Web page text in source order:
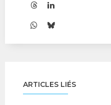
ARTICLES LIÉS